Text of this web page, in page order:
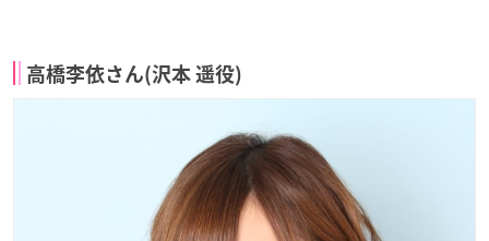
高橋李依さん(沢本 遥役)